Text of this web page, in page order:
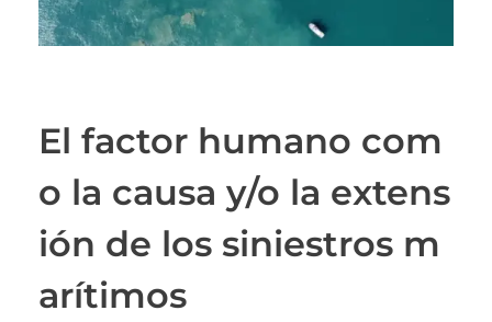
El factor humano com
o la causa y/o la extens
ión de los siniestros m
arítimos